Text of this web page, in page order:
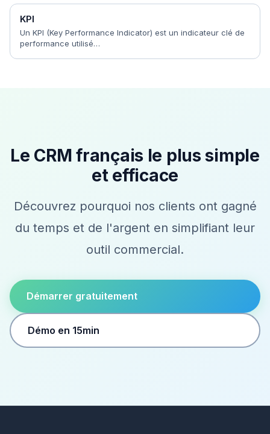
KPI
Un KPI (Key Performance Indicator) est un indicateur clé de
performance utilisé…
Le CRM français le plus simple
et efficace
Découvrez pourquoi nos clients ont gagné
du temps et de l'argent en simplifiant leur
outil commercial.
Démarrer gratuitement
Démo en 15min